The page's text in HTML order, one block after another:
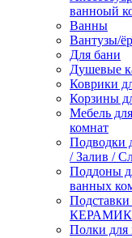
ванноый
Ванны
Вантузы/
Для бани
Душевые
Коврики
Корзины
Мебель
комнат
Подводки
/ Залив /
Поддоны
ванных
Полки для